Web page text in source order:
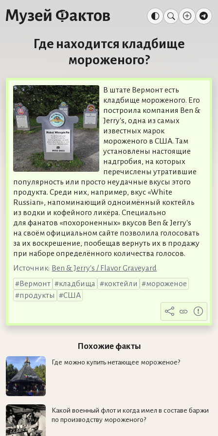
Где находится кладбище
мороженого?
В штате Вермонт есть
кладбище мороженого. Его
построила компания Ben &
Jerry's, одна из самых
известных марок
мороженого в США. Там
установлены настоящие
надгробия, на которых
перечислены утратившие
популярность или просто неудачные вкусы этого
продукта. Среди них, например, вкус «White
Russian», напоминающий одноимённый коктейль
из водки и кофейного ликёра. Специально
для фанатов «похороненных» вкусов Ben & Jerry's
на своём официальном сайте позволила голосовать
за их воскрешение, пообещав вернуть их в продажу
при наборе определённого количества голосов.
Источник: Ben & Jerry's / Flavor Graveyard
Вермонт
кладбища коктейли
мороженое
продукты
США
Похожие факты
Где можно купить нетающее мороженое?
Какой военный флот и когда имел в составе баржи
по производству мороженого?